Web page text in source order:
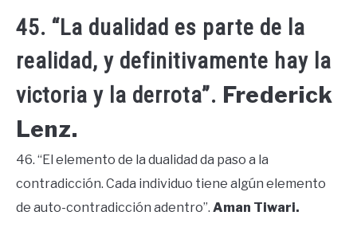
45. “La dualidad es parte de la
realidad, y definitivamente hay la
victoria y la derrota”. Frederick
Lenz.
46. “El elemento de la dualidad da paso a la
contradicción. Cada individuo tiene algún elemento
de auto-contradicción adentro”. Aman Tiwari.